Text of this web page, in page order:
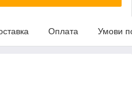
Оплата Умови